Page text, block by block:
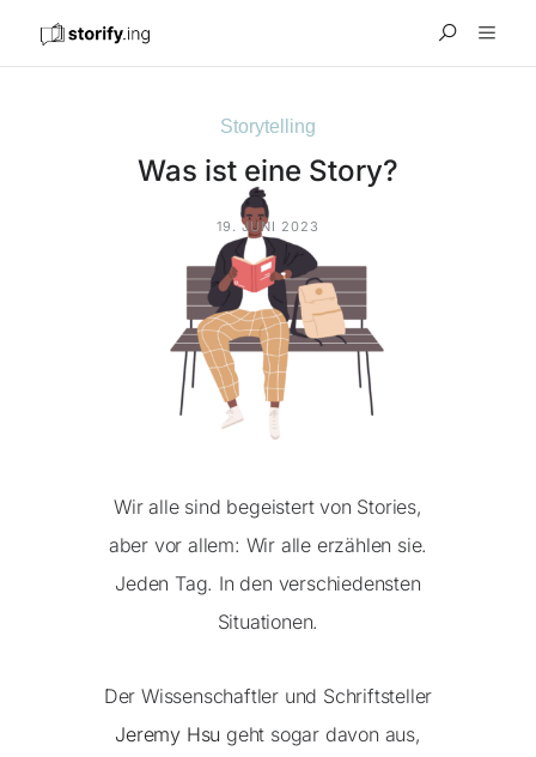
Storytelling
Was ist eine Story?
19. JUNI 2023
Wir alle sind begeistert von Stories,
aber vor allem: Wir alle erzählen sie.
Jeden Tag. In den verschiedensten
Situationen.
Der Wissenschaftler und Schriftsteller
Jeremy Hsu geht sogar davon aus,